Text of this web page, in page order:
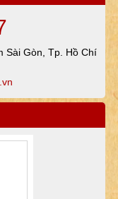
Sài Gòn, Tp. Hồ Chí